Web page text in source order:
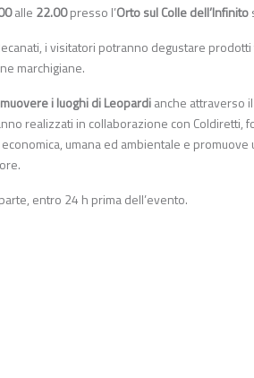
alle 22.00presso l’Orto sul Colle dell’Infinito
i visitatori potranno degustare
marchigiane.
i luoghi di Leopardianche attraverso il
realizzati in collaborazione con Coldiretti,
umana ed ambientale e
entro 24 h prima dell’evento.